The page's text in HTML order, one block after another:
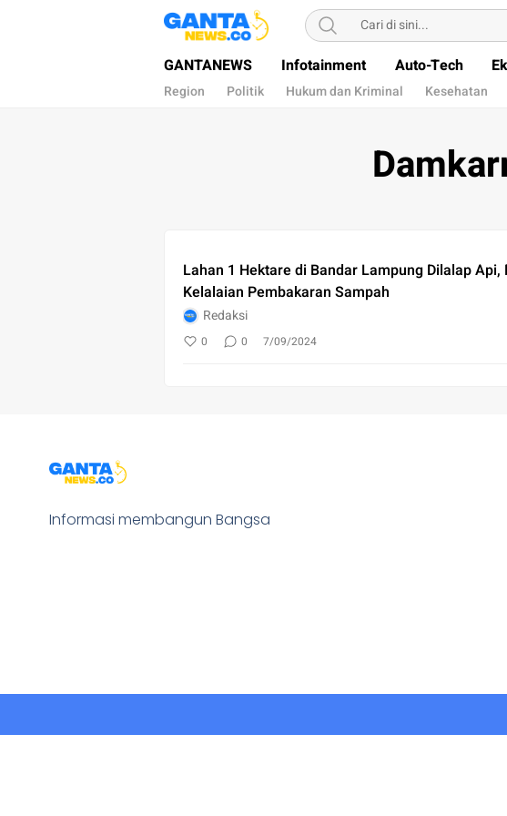
Gantanews
Informasi Membangun Bangsa
GANTANEWS Infotainment Auto-Tech
Region Politik Hukum dan Kriminal Kesehatan
Lahan 1 Hektare di Bandar Lampung Dilalap Api,
Kelalaian Pembakaran Sampah
Redaksi
0 0 7/09/2024
Informasi membangun Bangsa